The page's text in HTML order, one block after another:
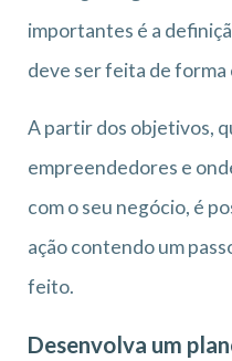
importantes é a
deve ser feita de forma
A partir dos objetivos,
empreendedores e
com o seu negócio, é
ação contendo um
feito.
Desenvolva um